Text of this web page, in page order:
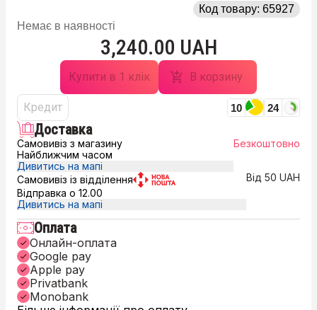
Код товару: 65927
Немає в наявності
3,240.00 UAH
Купити в 1 клік В корзину
Кредит 10 24
Доставка
Самовивіз з магазину
Найближчим часом
Дивитись на мапі
Безкоштовно
Самовивіз із відділення
Відправка о 12.00
Дивитись на мапі
Від 50 UAH
Оплата
Онлайн-оплата
Google pay
Apple pay
Privatbank
Monobank